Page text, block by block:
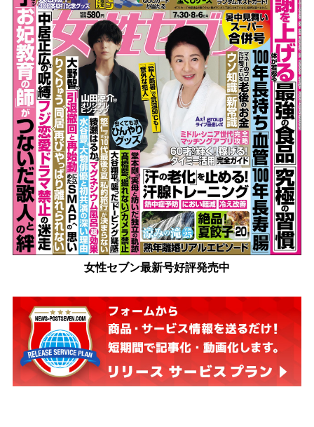
女性セブン最新号好評発売中